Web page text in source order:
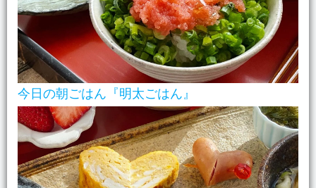
今日の朝ごはん『明太ごはん』